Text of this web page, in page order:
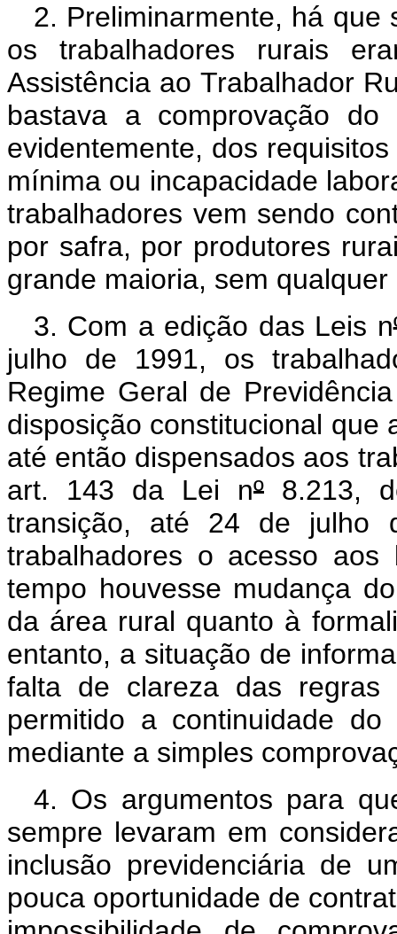
2. Preliminarmente, há que
os trabalhadores rurais
Assistência ao Trabalhador
bastava a comprovação
evidentemente, dos
mínima ou incapacidade
trabalhadores vem sendo
por safra, por produtores
grande maioria, sem
3. Com a edição das Leis n
julho de 1991, os
Regime Geral de
disposição constitucional que
até então dispensados aos
art. 143 da Lei nº 8.213,
transição, até 24 de julho
trabalhadores o acesso aos
tempo houvesse mudança
da área rural quanto à
entanto, a situação de
falta de clareza das regras
permitido a continuidade
mediante a simples
4. Os argumentos para
sempre levaram em
inclusão previdenciária de
pouca oportunidade de